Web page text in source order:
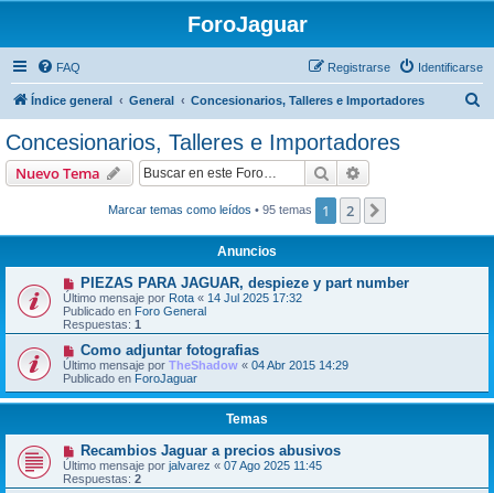
ForoJaguar
FAQ Identificarse
Registrarse
Índice general General Concesionarios, Talleres e Importadores
Concesionarios, Talleres e Importadores
Nuevo Tema Buscar
Marcar temas como leídos • 95 temas 1 2
Anuncios
PIEZAS PARA JAGUAR, despieze y part number
Último mensaje por Rota « 14 Jul 2025 17:32
Publicado en Foro General
Respuestas: 1
Como adjuntar fotografias
Último mensaje por TheShadow « 04 Abr 2015 14:29
Publicado en ForoJaguar
Temas
Recambios Jaguar a precios abusivos
Último mensaje por jalvarez « 07 Ago 2025 11:45
Respuestas: 2